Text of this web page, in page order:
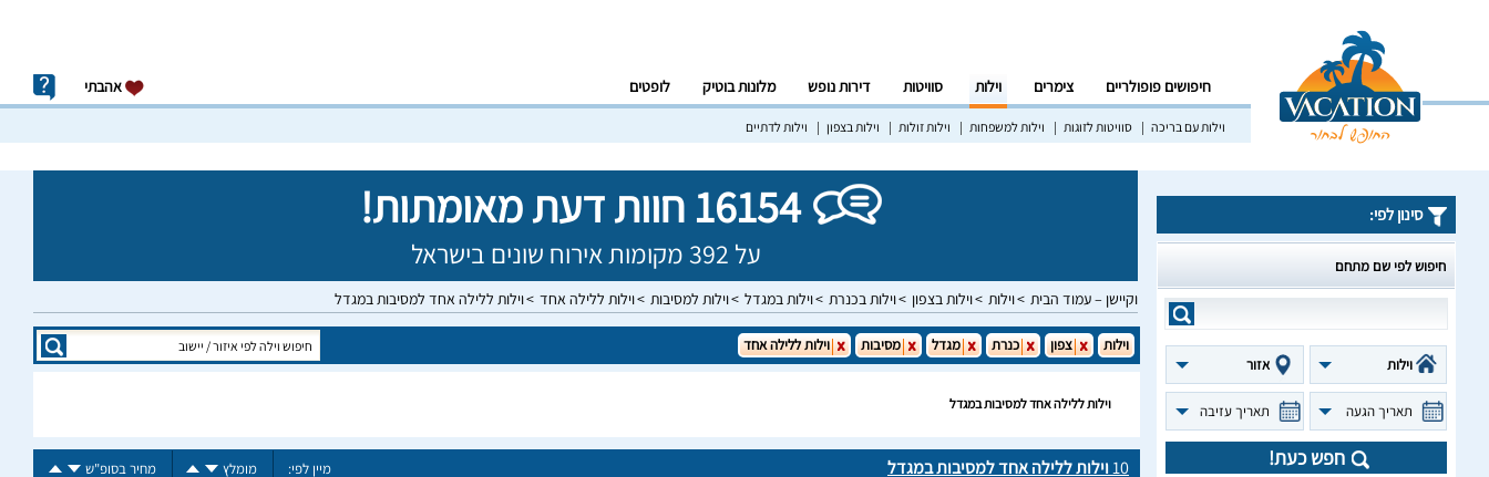
חיפושים פופולריים צימרים וילות סוויטות דירות נופש מלונות בוטיק לופטים אהבתי
וילות עם בריכה סוויטות לזוגות וילות למשפחות וילות זולות וילות בצפון וילות לדתיים
16154 חוות דעת מאומתות!
על 392 מקומות אירוח שונים בישראל
וקיישן – עמוד הבית וילות וילות בצפון וילות בכנרת וילות במגדל וילות למסיבות וילות ללילה אחד וילות ללילה אחד למסיבות במגדל
סינון לפי:
חיפוש לפי שם מתחם
וילות אזור
תאריך הגעה תאריך עזיבה
חפש כעת!
וילות צפון כנרת מגדל מסיבות וילות ללילה אחד
וילות ללילה אחד למסיבות במגדל
10וילות ללילה אחד למסיבות במגדל מיין לפי: מומלץ מחיר בסופ"ש